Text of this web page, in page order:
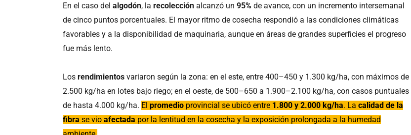
En el caso delalgodón, larecolecciónalcanzó un 95%de avance, con un incremento intersemanal
de cinco puntos porcentuales. El mayor ritmo de cosecha respondió a las condiciones climáticas
favorables y a la disponibilidad de maquinaria, aunque en áreas de grandes superficies el progreso
fue más lento.
Losrendimientosvariaron según la zona: en el este, entre 400–450 y 1.300 kg/ha, con máximos de
2.500 kg/ha en lotes bajo riego; en el oeste, de 500–650 a 1.900–2.100 kg/ha, con casos puntuales
de hasta 4.000 kg/ha. Elpromedio provincial se ubicó entre 1.800 y 2.000 kg/ha. Lacalidad de la
fibra se vioafectada por la lentitud en la cosecha y la exposición prolongada a la humedad